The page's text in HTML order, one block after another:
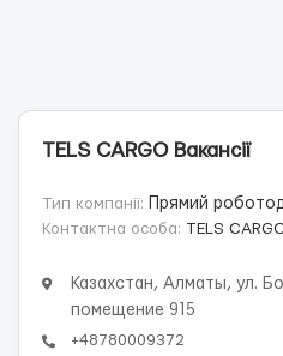
TELS CARGO Вакансії
Тип компанії:
Прямий
Контактна особа: TELS
Казахстан, Алматы, ул.
помещение 915
+48780009372